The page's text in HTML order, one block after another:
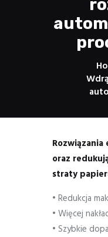
Druk
Druk
Masy
Kleje
Kontakt
oraz
straty
• Redukcja
• Więcej
• Szybkie